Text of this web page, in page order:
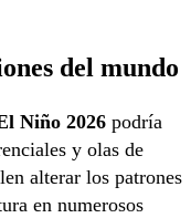
del mundo
Niño 2026 podría
y olas de
alterar los patrones
en numerosos